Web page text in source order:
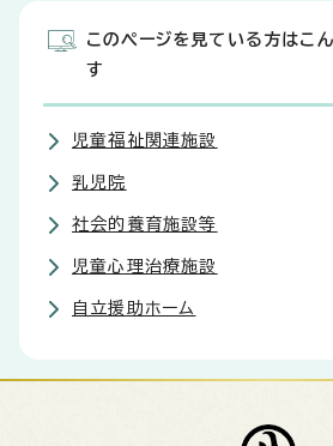
このページを見ている方はこ
す
児童福祉関連施設
乳児院
社会的養育施設等
児童心理治療施設
自立援助ホーム